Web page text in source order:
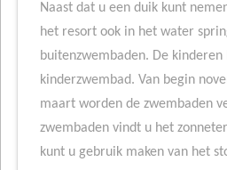
Naast dat u een duik kunt
het resort ook in het water
buitenzwembaden. De kinderen
kinderzwembad. Van begin
maart worden de zwembaden
zwembaden vindt u het
kunt u gebruik maken van het